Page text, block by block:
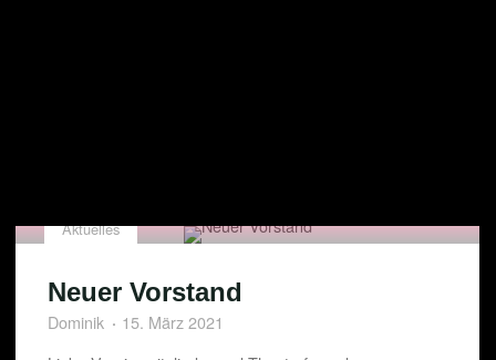
Aktuelles
Neuer Vorstand
Dominik
15. März 2021